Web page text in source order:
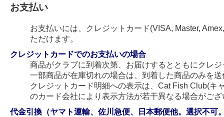
お支払い
お支払いには、クレジットカード(VISA, Master,
ただけます。
クレジットカードでのお支払いの場合
商品がクラブに到着次第、お届けするとともにクレ
一部商品が在庫切れの場合は、到着した商品のみを
クレジットカード明細への表示は、Cat Fish Club(キ
のカード会社により表示方法が若干異なる場合がござ
代金引換（ヤマト運輸、佐川急便、日本郵便他。選択不可